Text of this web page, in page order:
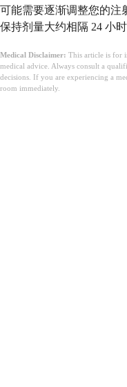
可能需要逐渐调整您的注
保持剂量大约相隔 24 小时
Medical Disclaimer: This article is for
medical advice. Always consult a
decisions. If you are experiencing a
room immediately.